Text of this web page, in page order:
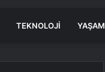
TEKNOLOJI YAŞAM